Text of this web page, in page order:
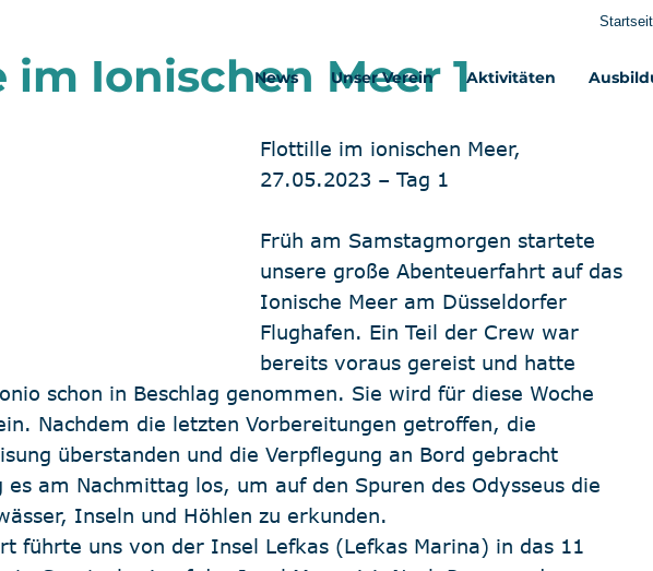
News Unser Verein Aktivitäten
Ionischen Meer 1
Flottille im ionischen Meer,
27.05.2023 – Tag 1
Früh am Samstagmorgen startete
unsere große Abenteuerfahrt auf das
Ionische Meer am Düsseldorfer
Flughafen. Ein Teil der Crew war
bereits voraus gereist und hatte
schon in Beschlag genommen. Sie wird für diese Woche
Nachdem die letzten Vorbereitungen getroffen, die
überstanden und die Verpflegung an Bord gebracht
am Nachmittag los, um auf den Spuren des Odysseus die
Inseln und Höhlen zu erkunden.
führte uns von der Insel Lefkas (Lefkas Marina) in das 11